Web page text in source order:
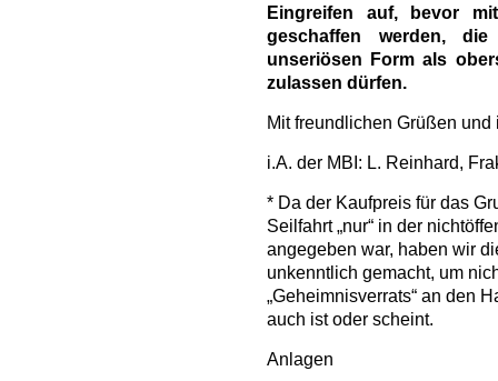
Eingreifen auf, bevor
geschaffen werden,
unseriösen Form als
zulassen dürfen.
Mit freundlichen Grüßen
i.A. der MBI: L. Reinhard,
* Da der Kaufpreis für das
Seilfahrt „nur“ in der
angegeben war, haben wir
unkenntlich gemacht, um
„Geheimnisverrats“ an den
auch ist oder scheint.
Anlagen